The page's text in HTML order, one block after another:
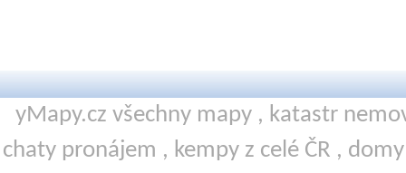
yMapy.cz všechny mapy , katastr
chaty pronájem , kempyz celé ČR ,